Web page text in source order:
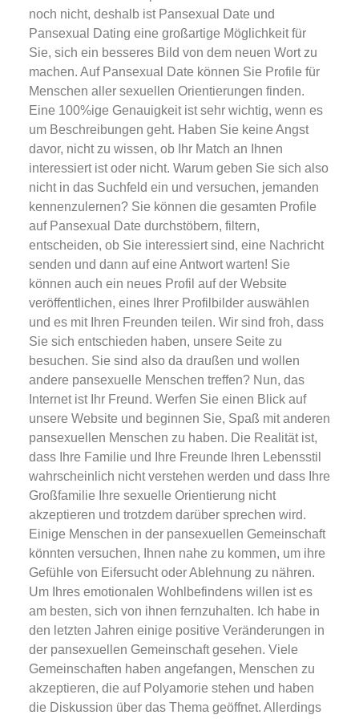
noch nicht, deshalb ist Pansexual Date und
Pansexual Dating eine großartige Möglichkeit für
Sie, sich ein besseres Bild von dem neuen Wort zu
machen. Auf Pansexual Date können Sie Profile für
Menschen aller sexuellen Orientierungen finden.
Eine 100%ige Genauigkeit ist sehr wichtig, wenn es
um Beschreibungen geht. Haben Sie keine Angst
davor, nicht zu wissen, ob Ihr Match an Ihnen
interessiert ist oder nicht. Warum geben Sie sich also
nicht in das Suchfeld ein und versuchen, jemanden
kennenzulernen? Sie können die gesamten Profile
auf Pansexual Date durchstöbern, filtern,
entscheiden, ob Sie interessiert sind, eine Nachricht
senden und dann auf eine Antwort warten! Sie
können auch ein neues Profil auf der Website
veröffentlichen, eines Ihrer Profilbilder auswählen
und es mit Ihren Freunden teilen. Wir sind froh, dass
Sie sich entschieden haben, unsere Seite zu
besuchen. Sie sind also da draußen und wollen
andere pansexuelle Menschen treffen? Nun, das
Internet ist Ihr Freund. Werfen Sie einen Blick auf
unsere Website und beginnen Sie, Spaß mit anderen
pansexuellen Menschen zu haben. Die Realität ist,
dass Ihre Familie und Ihre Freunde Ihren Lebensstil
wahrscheinlich nicht verstehen werden und dass Ihre
Großfamilie Ihre sexuelle Orientierung nicht
akzeptieren und trotzdem darüber sprechen wird.
Einige Menschen in der pansexuellen Gemeinschaft
könnten versuchen, Ihnen nahe zu kommen, um ihre
Gefühle von Eifersucht oder Ablehnung zu nähren.
Um Ihres emotionalen Wohlbefindens willen ist es
am besten, sich von ihnen fernzuhalten. Ich habe in
den letzten Jahren einige positive Veränderungen in
der pansexuellen Gemeinschaft gesehen. Viele
Gemeinschaften haben angefangen, Menschen zu
akzeptieren, die auf Polyamorie stehen und haben
die Diskussion über das Thema geöffnet. Allerdings